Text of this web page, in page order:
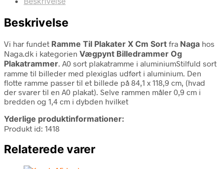
Beskrivelse
Vi har fundet Ramme Til Plakater X Cm Sort fra Naga hos
Naga.dk i kategorien Vægpynt Billedrammer Og
Plakatrammer. A0 sort plakatramme i aluminiumStilfuld sort
ramme til billeder med plexiglas udført i aluminium. Den
flotte ramme passer til et billede på 84,1 x 118,9 cm, (hvad
der svarer til en A0 plakat). Selve rammen måler 0,9 cm i
bredden og 1,4 cm i dybden hvilket
Yderlige produktinformationer:
Produkt id: 1418
Relaterede varer